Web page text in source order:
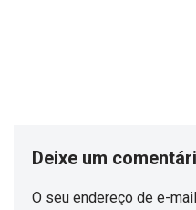
Deixe um
O seu endereço de e-